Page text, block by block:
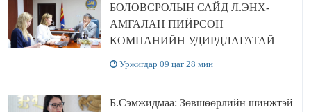
БОЛОВСРОЛЫН САЙД Л.ЭНХ-
АМГАЛАН ПИЙРСОН
КОМПАНИЙН УДИРДЛАГАТАЙ
Уржигдар 09 цаг 28 мин
Б.Сэмжидмаа: Зөвшөөрлийн шинжтэй